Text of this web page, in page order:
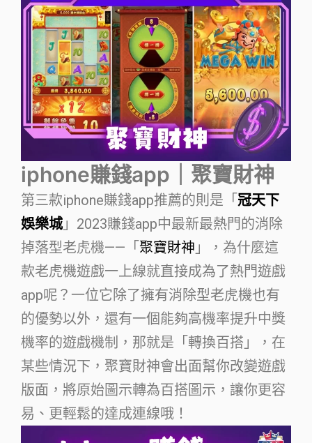
iphone賺錢app｜聚寶財神
第三款iphone賺錢app推薦的則是「 冠天下
娛樂城」2023賺錢app中最新最熱門的消除
掉落型老虎機——「 聚寶財神 」，為什麼這
款老虎機遊戲一上線就直接成為了熱門遊戲
app呢？一位它除了擁有消除型老虎機也有
的優勢以外，還有一個能夠高機率提升中獎
機率的遊戲機制，那就是「轉換百搭」，在
某些情況下，聚寶財神會出面幫你改變遊戲
版面，將原始圖示轉為百搭圖示，讓你更容
易、更輕鬆的達成連線哦！